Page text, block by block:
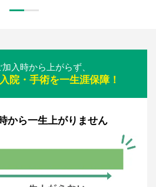
入時から上がらず、
入院・手術を一生涯保障！
から一生上がりません